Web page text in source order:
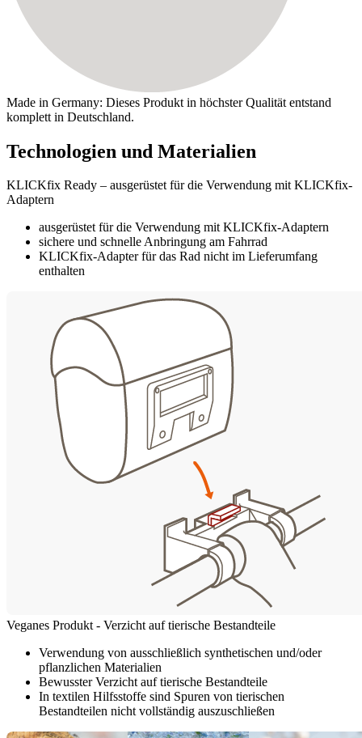
Made in Germany: Dieses Produkt in höchster Qualität entstand
komplett in Deutschland.
Technologien und Materialien
KLICKfix Ready – ausgerüstet für die Verwendung mit KLICKfix-
Adaptern
ausgerüstet für die Verwendung mit KLICKfix-Adaptern
sichere und schnelle Anbringung am Fahrrad
KLICKfix-Adapter für das Rad nicht im Lieferumfang
enthalten
Veganes Produkt - Verzicht auf tierische Bestandteile
Verwendung von ausschließlich synthetischen und/oder
pflanzlichen Materialien
Bewusster Verzicht auf tierische Bestandteile
In textilen Hilfsstoffe sind Spuren von tierischen
Bestandteilen nicht vollständig auszuschließen